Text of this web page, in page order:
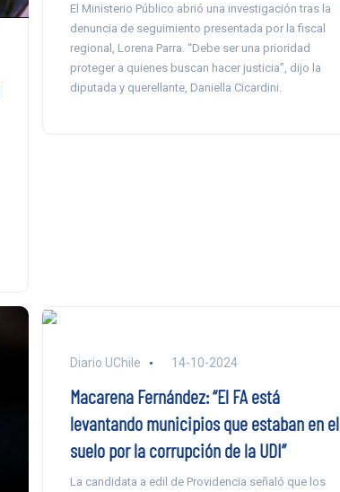
El Ministerio Público abrió una investigación tras la
denuncia de seguimiento presentada por la fiscal
regional, Lorena Parra. “Debe ser una prioridad
proteger a quienes buscan hacer justicia”, dijo la
diputada y querellante, Daniella Cicardini.
Diario UChile 14-10-2024
Macarena Fernández: “El FA está
levantando municipios que estaban en el
suelo por la corrupción de la UDI”
La candidata a edil de Providencia señaló que los